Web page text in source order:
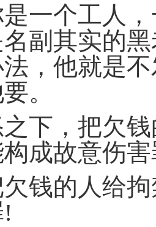
一个工人
名副其实的
，他就是
。
下，把欠
成故意伤
钱的人给